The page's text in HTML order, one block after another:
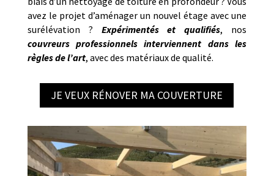
avez le projet d’aménager un nouvel étage avec une
surélévation ? Expérimentés et qualifiés, nos
couvreurs professionnels interviennent dans les
règles de l’art, avec des matériaux de qualité.
JE VEUX RÉNOVER MA COUVERTURE